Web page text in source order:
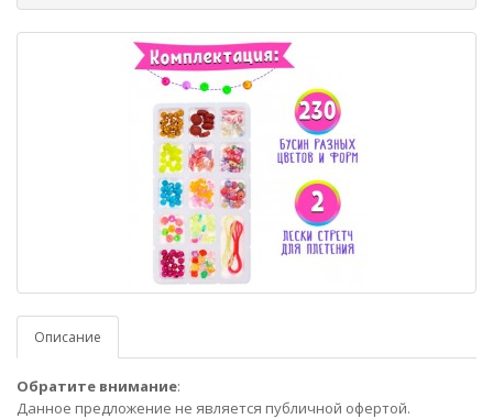
Описание
Обратите внимание:
Данное предложение не является публичной офертой.